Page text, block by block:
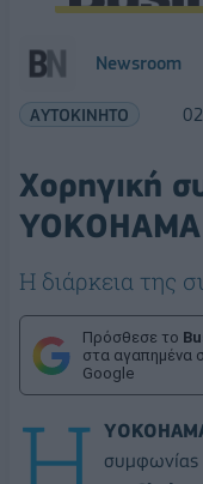
Newsroom
ΑΥΤΟΚΙΝΗΤΟ
Χορηγική
ΥΟΚΟΗΑΜΑ
Η διάρκεια της
Πρόσθεσε το
στα αγαπημένα
Google
συμφωνίας